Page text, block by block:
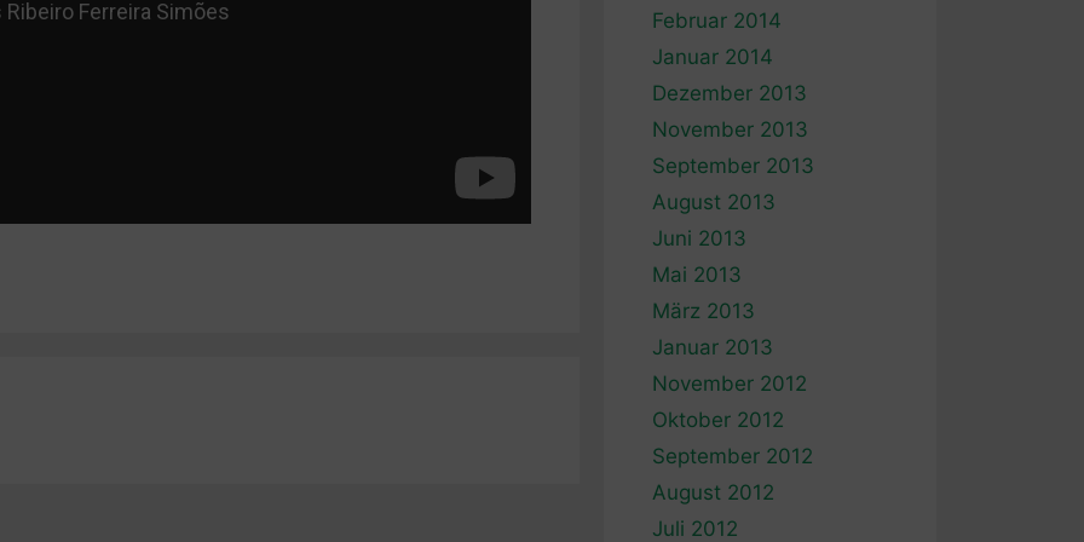
Februar 2014
Januar 2014
Dezember 2013
November 2013
September 2013
August 2013
Juni 2013
Mai 2013
März 2013
Januar 2013
November 2012
Oktober 2012
September 2012
August 2012
Juli 2012